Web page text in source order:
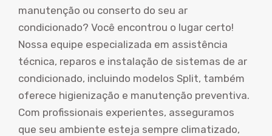
manutenção ou conserto do seu ar
condicionado? Você encontrou o lugar certo!
Nossa equipe especializada em assistência
técnica, reparos e instalação de sistemas de ar
condicionado, incluindo modelos Split, também
oferece higienização e manutenção preventiva.
Com profissionais experientes, asseguramos
que seu ambiente esteja sempre climatizado,